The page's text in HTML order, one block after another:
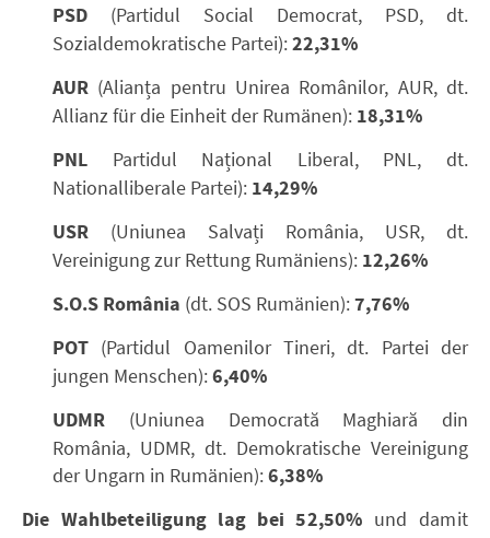
PSD (Partidul Social Democrat, PSD, dt.
Sozialdemokratische Partei):22,31%
AUR (Alianța pentru Unirea Românilor, AUR, dt.
Allianz für die Einheit der Rumänen): 18,31%
PNL
Partidul Național Liberal, PNL, dt.
Nationalliberale Partei): 14,29%
USR (Uniunea Salvați România, USR, dt.
Vereinigung zur Rettung Rumäniens): 12,26%
S.O.S România (dt. SOS Rumänien):7,76%
POT (Partidul Oamenilor Tineri, dt. Partei der
jungen Menschen):6,40%
UDMR (Uniunea Democrată Maghiară din
România, UDMR, dt. Demokratische Vereinigung
der Ungarn in Rumänien):6,38%
Die Wahlbeteiligung lag bei 52,50% und damit